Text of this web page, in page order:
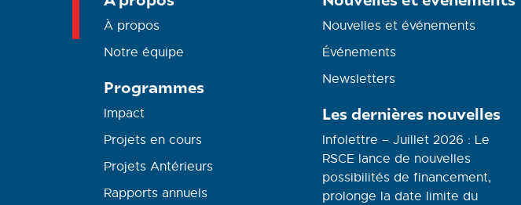
À propos
Notre équipe
Programmes
Impact
Projets en cours
Projets Antérieurs
Rapports annuels
Nouvelles et événements
Événements
Newsletters
Les dernières nouvelles
Infolettre – Juillet 2026 : Le
RSCE lance de nouvelles
possibilités de financement,
prolonge la date limite du